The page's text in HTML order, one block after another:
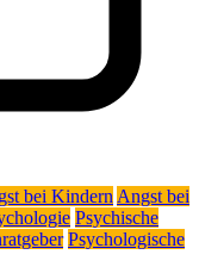
bei Kindern Angst bei
Psychische
Psychologische